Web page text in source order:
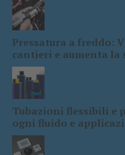
Pressatura a freddo:
cantieri e aumenta la
Tubazioni flessibili e
ogni fluido e